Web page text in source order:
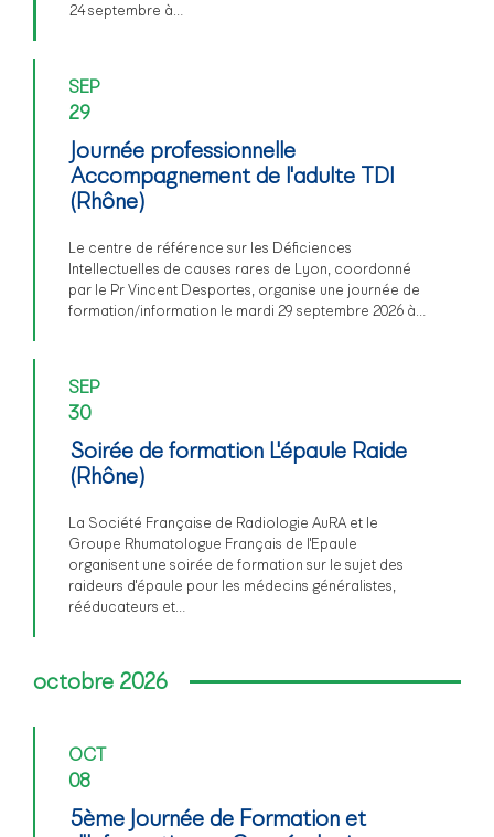
24 septembre à…
SEP
29
Journée professionnelle
Accompagnement de l'adulte TDI
(Rhône)
Le centre de référence sur les Déficiences
Intellectuelles de causes rares de Lyon, coordonné
par le Pr Vincent Desportes, organise une journée de
formation/information le mardi 29 septembre 2026 à…
SEP
30
Soirée de formation L'épaule Raide
(Rhône)
La Société Française de Radiologie AuRA et le
Groupe Rhumatologue Français de l'Epaule
organisent une soirée de formation sur le sujet des
raideurs d'épaule pour les médecins généralistes,
rééducateurs et…
octobre 2026
OCT
08
5ème Journée de Formation et